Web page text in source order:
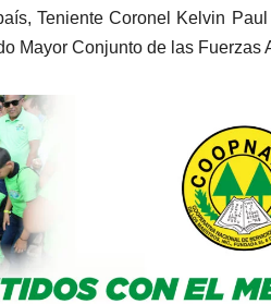
Teniente Coronel Kelvin
Mayor Conjunto de las